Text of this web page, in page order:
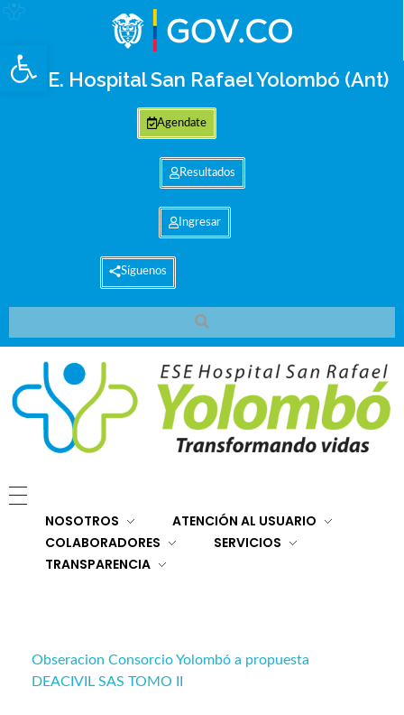
Abrir barra de herramientas
E.S.E. Hospital San Rafael Yolombó (Ant)
Agendate
Resultados
Ingresar
Síguenos
NOSOTROS
ATENCIÓN AL USUARIO
COLABORADORES
SERVICIOS
TRANSPARENCIA
Obseracion Consorcio Yolombó a propuesta
DEACIVIL SAS TOMO II